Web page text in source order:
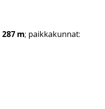
287 m; paikkakunnat: